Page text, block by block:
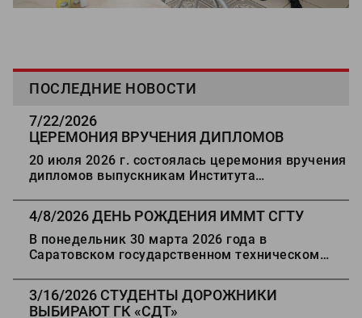
ПОСЛЕДНИЕ НОВОСТИ
7/22/2026
ЦЕРЕМОНИЯ ВРУЧЕНИЯ ДИПЛОМОВ
ВЫПУСКНИКАМ ИММТ СГТУ
20 июля 2026 г. состоялась церемония вручения
дипломов выпускникам Института
транспорта СГТУ имени Гагарина Ю.А
4/8/2026ДЕНЬ РОЖДЕНИЯ ИММТ СГТУ
В понедельник 30 марта 2026 года в
Саратовском государственном техническом
торжественное мероприятие, посвященное 80-
летию со дня основания Института
3/16/2026 СТУДЕНТЫ ДОРОЖНИКИ
ВЫБИРАЮТ ГК «СДТ»